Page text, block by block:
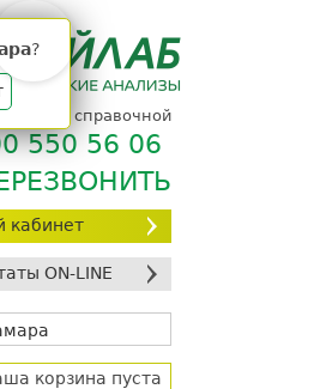
кабинет
ON-LINE
?
корзина пуста
единой справочной
550 56 06